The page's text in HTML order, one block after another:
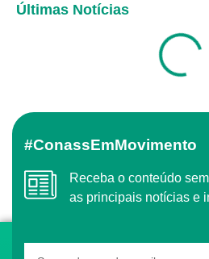
Últimas Notícias
#ConassEmMovimento
Receba o conteúdo
as principais notícias e